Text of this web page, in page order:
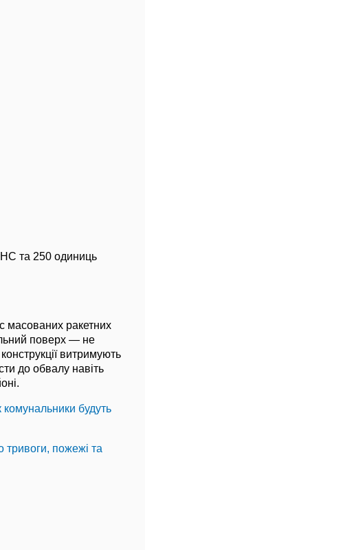
та 250 одиниць
масованих ракетних
поверх — не
витримують
до обвалу навіть
будуть
тривоги, пожежі та